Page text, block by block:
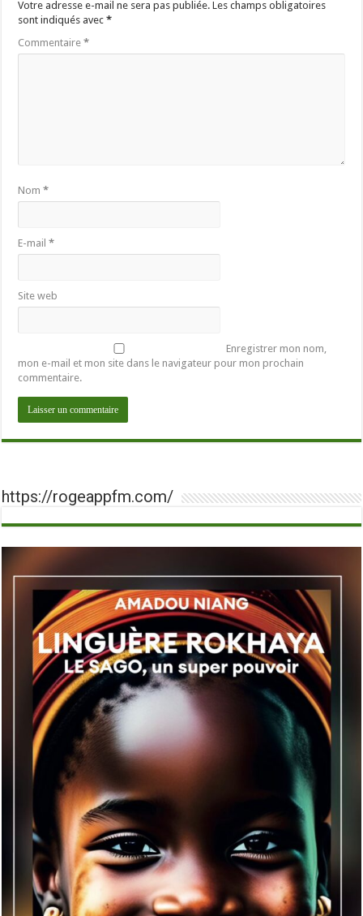
Votre adresse e-mail ne sera pas publiée. Les champs obligatoires
sont indiqués avec*
Commentaire*
Nom*
E-mail*
Site web
Enregistrer mon nom,
mon e-mail et mon site dans le navigateur pour mon prochain
commentaire.
https://rogeappfm.com/